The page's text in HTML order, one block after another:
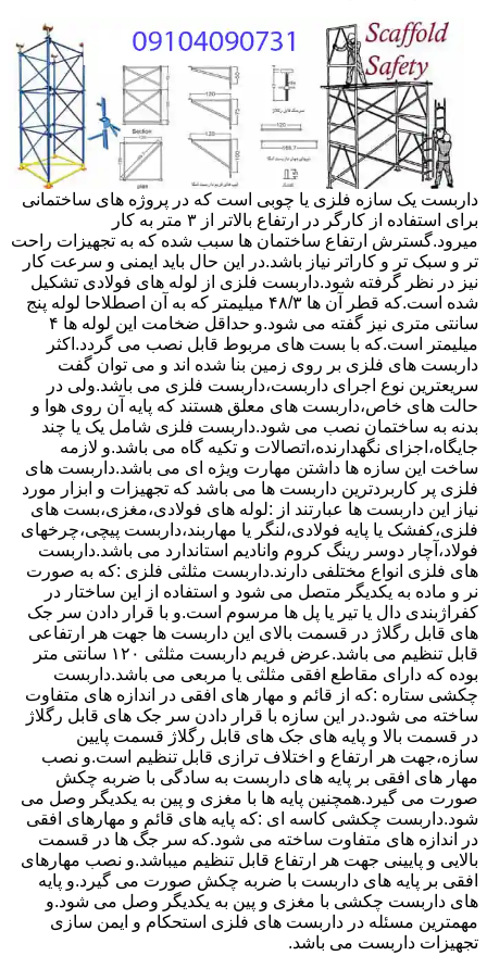
داربست یک سازه فلزی یا چوبی است که در پروژه های ساختمانی
برای استفاده از کارگر در ارتفاع بالاتر از ۳ متر به کار
میرود.گسترش ارتفاع ساختمان ها سبب شده که به تجهیزات راحت
تر و سبک تر و کاراتر نیاز باشد.در این حال باید ایمنی و سرعت کار
نیز در نظر گرفته شود.داربست فلزی از لوله های فولادی تشکیل
شده است.که قطر آن ها ۴۸/۳ میلیمتر که به آن اصطلاحا لوله پنج
سانتی متری نیز گفته می شود.و حداقل ضخامت این لوله ها ۴
میلیمتر است.که با بست های مربوط قابل نصب می گردد.اکثر
داربست های فلزی بر روی زمین بنا شده اند و می توان گفت
سریعترین نوع اجرای داربست،داربست فلزی می باشد.ولی در
حالت های خاص،داربست های معلق هستند که پایه آن روی هوا و
بدنه به ساختمان نصب می شود.داربست فلزی شامل یک یا چند
جایگاه،اجزای نگهدارنده،اتصالات و تکیه گاه می باشد.و لازمه
ساخت این سازه ها داشتن مهارت ویژه ای می باشد.داربست های
فلزی پر کاربردترین داربست ها می باشد که تجهیزات و ابزار مورد
نیاز این داربست ها عبارتند از :لوله های فولادی،مغزی،بست های
فلزی،کفشک یا پایه فولادی،لنگر یا مهاربند،داربست پیچی،چرخهای
فولاد،آچار دوسر رینگ کروم وانادیم استاندارد می باشد.داربست
های فلزی انواع مختلفی دارند.داربست مثلثی فلزی :که به صورت
نر و ماده به یکدیگر متصل می شود و استفاده از این ساختار در
کفراژبندی دال یا تیر یا پل ها مرسوم است.و با قرار دادن سر جک
های قابل رگلاژ در قسمت بالای این داربست ها جهت هر ارتفاعی
قابل تنظیم می باشد.عرض فریم داربست مثلثی ۱۲۰ سانتی متر
بوده که دارای مقاطع افقی مثلثی یا مربعی می باشد.داربست
چکشی ستاره :که از قائم و مهار های افقی در اندازه های متفاوت
ساخته می شود.در این سازه با قرار دادن سر جک های قابل رگلاژ
در قسمت بالا و پایه های جک های قابل رگلاژ قسمت پایین
سازه،جهت هر ارتفاع و اختلاف ترازی قابل تنظیم است.و نصب
مهار های افقی بر پایه های داربست به سادگی با ضربه چکش
صورت می گیرد.همچنین پایه ها با مغزی و پین به یکدیگر وصل می
شود.داربست چکشی کاسه ای :که پایه های قائم و مهارهای افقی
در اندازه های متفاوت ساخته می شود.که سر جگ ها در قسمت
بالایی و پایینی جهت هر ارتفاع قابل تنظیم میباشد.و نصب مهارهای
افقی بر پایه های داربست با ضربه چکش صورت می گیرد.و پایه
های داربست چکشی با مغزی و پین به یکدیگر وصل می شود.و
مهمترین مسئله در داربست های فلزی استحکام و ایمن سازی
تجهیزات داربست می باشد.